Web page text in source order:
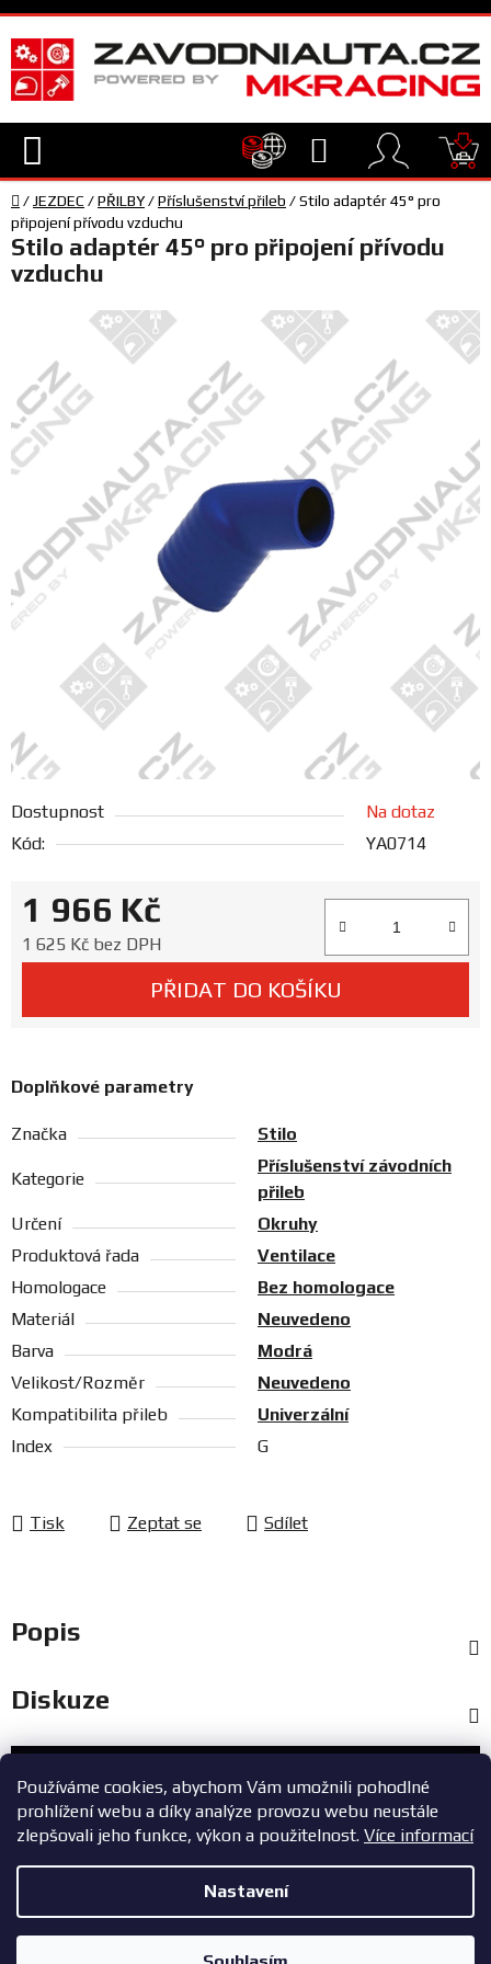
Používáme cookies, abychom Vám umožnili pohodlné
prohlížení webu a díky analýze provozu webu neustále
zlepšovali jeho funkce, výkon a použitelnost. Více informací
Nastavení
Přejít
na
obsah
Hledat
TECHNIKA
VYBAVENÍ
TÝM
A
SERVIS
FANOUŠCI
Profil
firmy
Obchodní
podmínky
Doprava
Blog
a
katalogy
Domů
/ JEZDEC /PŘILBY/Příslušenství přileb /Stilo adaptér 45° pro
připojení přívodu vzduchu
Dostupnost
Na dotaz
Kód:
YA0714
1 966 Kč
1 625 Kč bez DPH
PŘIDAT DO KOŠÍKU
Doplňkové parametry
Značka Stilo
Kategorie
Příslušenství závodních
přileb
Určení
Okruhy
Produktová řada
Ventilace
Homologace
Bez homologace
Materiál
Neuvedeno
Barva
Modrá
Velikost/Rozměr
Neuvedeno
Kompatibilita přileb
Univerzální
Index
G
Tisk Zeptat se Sdílet
Stilo adaptér 45° pro připojení přívodu
vzduchu
Popis
Diskuze
Zákaznický servis
+420 603 785 748
Copyright 2026ZavodniAuta.cz. Všechna práva vyhrazena.|